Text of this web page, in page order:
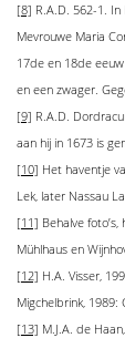
[8] R.A.D. 562-1.
Mevrouwe Maria
17de en 18de
en een zwager.
[9] R.A.D.
aan hij in 1673 is
[10] Het haventje
Lek, later Nassau
[11] Behalve
Mühlhaus en
[12] H.A. Visser,
Migchelbrink,
[13] M.J.A. de